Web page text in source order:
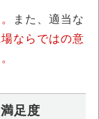
また、適当な
ならではの意
足度